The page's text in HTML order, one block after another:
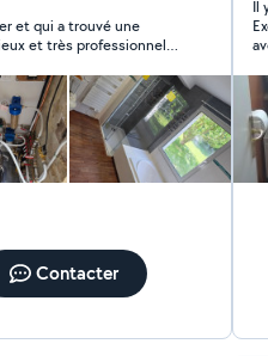
(WC,
et réparation des
moi pour un
et qui a trouvé une
et très professionnel.
Contacter
Il